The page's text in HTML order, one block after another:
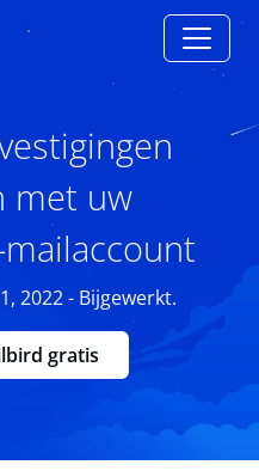
met uw
2022 - Bijgewerkt.
gratis